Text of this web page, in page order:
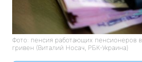
Фото: пенсия работающих пенсионеров
гривен (Виталий Носач, РБК-Украина)